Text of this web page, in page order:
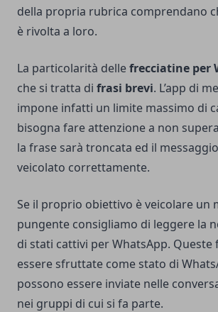
della propria rubrica comprendano
è rivolta a loro.
La particolarità dellefrecciatine per
che si tratta di frasi brevi. L’app di
impone infatti un limite massimo di
bisogna fare attenzione a non
la frase sarà troncata ed il
veicolato correttamente.
Se il proprio obiettivo è veicolare un
pungente consigliamo di leggere la
di stati cattivi per WhatsApp. Queste
essere sfruttate come stato di
possono essere inviate nelle
nei gruppi di cui si fa parte.